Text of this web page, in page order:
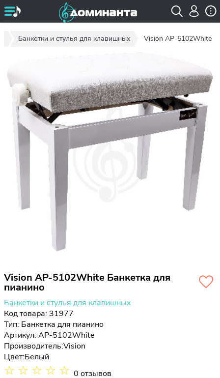
Банкетки и стулья для клавишных Vision AP-5102White
Vision AP-5102White Банкетка для
пианино
Банкетки и стулья для клавишных
Код товара: 31977
Тип: Банкетка для пианино
Артикул: AP-5102White
Производитель:Vision
Цвет:Белый
☆ ☆ ☆ ☆ ☆ 0 отзывов